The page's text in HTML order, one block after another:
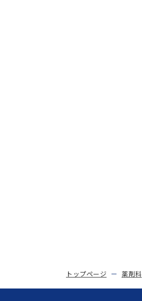
トップページ 薬剤科